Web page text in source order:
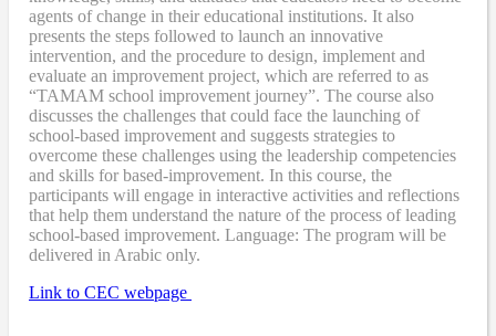
agents of change in their educational institutions. It also
presents the steps followed to launch an innovative
intervention, and the procedure to design, implement and
evaluate an improvement project, which are referred to as
“TAMAM school improvement journey”. The course also
discusses the challenges that could face the launching of
school-based improvement and suggests strategies to
overcome these challenges using the leadership competencies
and skills for based-improvement. In this course, the
participants will engage in interactive activities and reflections
that help them understand the nature of the process of leading
school-based improvement. Language: The program will be
delivered in Arabic only.
Link to CEC webpage